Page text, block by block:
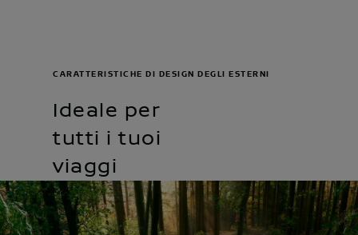
Ideale per
tutti i tuoi
viaggi
CARATTERISTICHE DI DESIGN DEGLI ESTERNI